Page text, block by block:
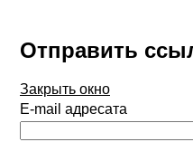
Отправить
Закрыть окно
E-mail адресата